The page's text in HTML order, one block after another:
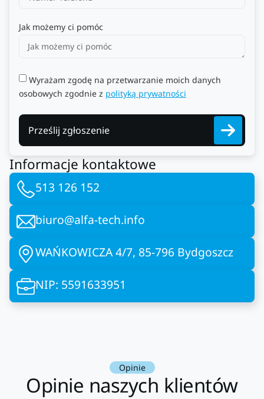
Jak możemy ci pomóc
Wyrażam zgodę na przetwarzanie moich danych
osobowych zgodnie z polityką prywatności
Prześlij zgłoszenie
Informacje kontaktowe
513 126 152
biuro@alfa-tech.info
WAŃKOWICZA 4/7, 85-796 Bydgoszcz
NIP: 5591633951
Opinie
Opinie naszych klientów